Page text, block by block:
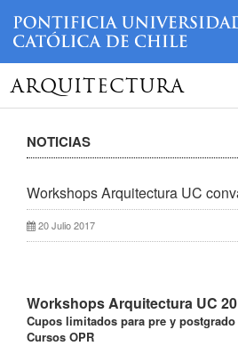
ARQUITECTURA
NOTICIAS
Workshops Arquitectura UC
20 Julio 2017
Workshops Arquitectura UC
Cupos limitados para pre y
Cursos OPR